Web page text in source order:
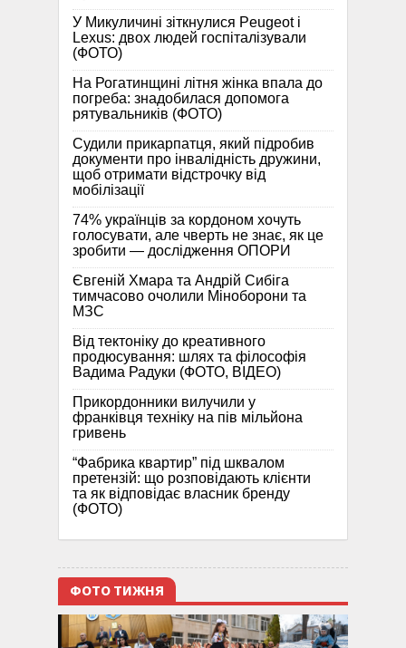
У Микуличині зіткнулися Peugeot і
Lexus: двох людей госпіталізували
(ФОТО)
На Рогатинщині літня жінка впала до
погреба: знадобилася допомога
рятувальників (ФОТО)
Судили прикарпатця, який підробив
документи про інвалідність дружини,
щоб отримати відстрочку від
мобілізації
74% українців за кордоном хочуть
голосувати, але чверть не знає, як це
зробити — дослідження ОПОРИ
Євгеній Хмара та Андрій Сибіга
тимчасово очолили Міноборони та
МЗС
Від тектоніку до креативного
продюсування: шлях та філософія
Вадима Радуки (ФОТО, ВІДЕО)
Прикордонники вилучили у
франківця техніку на пів мільйона
гривень
“Фабрика квартир” під шквалом
претензій: що розповідають клієнти
та як відповідає власник бренду
(ФОТО)
ФОТО ТИЖНЯ